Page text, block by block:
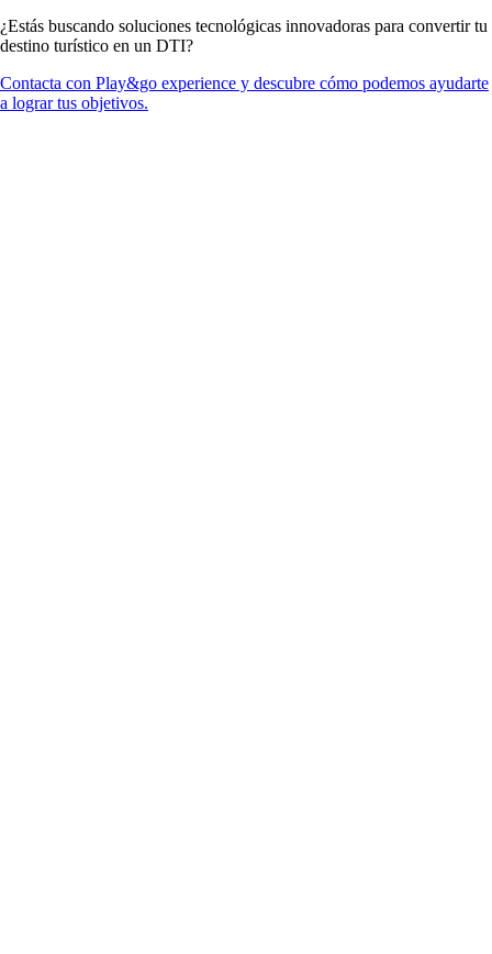
¿Estás buscando soluciones tecnológicas innovadoras para convertir tu
destino turístico en un DTI?
Contacta con Play&go experience y descubre cómo podemos ayudarte
a lograr tus objetivos.